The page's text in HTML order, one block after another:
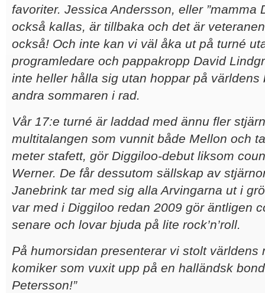
favoriter. Jessica Andersson, eller ”mamma
också kallas, är tillbaka och det är
också! Och inte kan vi väl åka ut på turné
programledare och pappakropp David
inte heller hålla sig utan hoppar på världens
andra sommaren i rad.
Vår 17:e turné är laddad med ännu fler
multitalangen som vunnit både Mellon och
meter stafett, gör Diggiloo-debut liksom
Werner. De får dessutom sällskap av
Janebrink tar med sig alla Arvingarna ut i
var med i Diggiloo redan 2009 gör äntligen
senare och lovar bjuda på lite rock’n’roll.
På humorsidan presenterar vi stolt världens
komiker som vuxit upp på en halländsk
Petersson!”